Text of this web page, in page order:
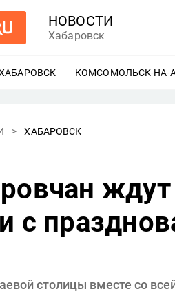
НОВОСТИ
Хабаровск
ЕЩЕ
КОМСОМОЛЬСК-НА-
ХАБАРОВСК
с
столицы вместе со